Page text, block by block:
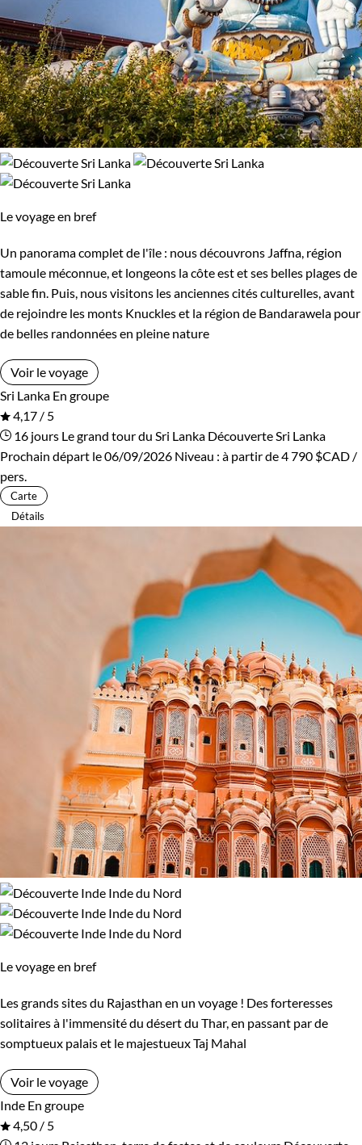
Le voyage en bref
Un panorama complet de l'île : nous découvrons Jaffna, région
tamoule méconnue, et longeons la côte est et ses belles plages de
sable fin. Puis, nous visitons les anciennes cités culturelles, avant
de rejoindre les monts Knuckles et la région de Bandarawela pour
de belles randonnées en pleine nature
Voir le voyage
Sri Lanka En groupe
4,17 / 5
16 jours Le grand tour du Sri Lanka Découverte Sri Lanka
Prochain départ le 06/09/2026 Niveau : à partir de4 790 $CAD /
pers.
Carte
Détails
Le voyage en bref
Les grands sites du Rajasthan en un voyage ! Des forteresses
solitaires à l'immensité du désert du Thar, en passant par de
somptueux palais et le majestueux Taj Mahal
Voir le voyage
Inde En groupe
4,50 / 5